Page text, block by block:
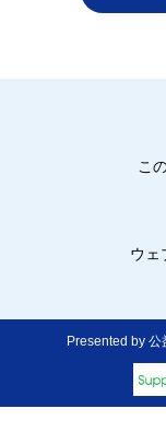
こ
ウェ
Presented by